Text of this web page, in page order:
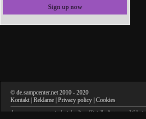
Sign up now
© de.sampcenter.net 2010 - 2020
Kontakt| Reklame| Privacy policy Cookies
de.sampcenter.net sind nicht die offizielle Autoren -Website